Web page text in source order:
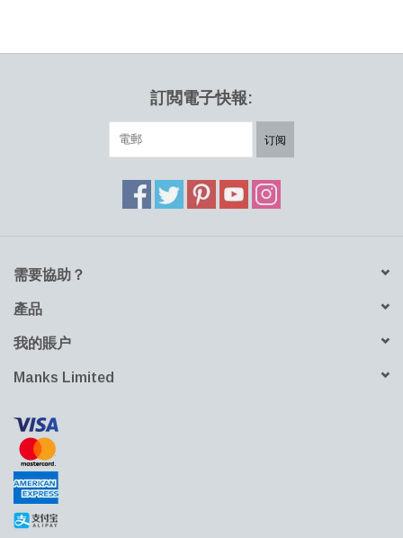
訂閲電子快報:
订阅
需要協助？
產品
我的賬户
Manks Limited